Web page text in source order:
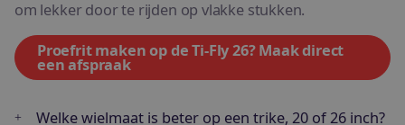
om lekker door te rijden op vlakke stukken.
Proefrit maken op de Ti-Fly 26? Maak direct
een afspraak
Welke wielmaat is beter op een trike, 20 of 26 inch?